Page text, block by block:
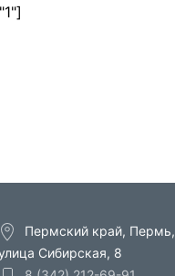
Пермский край, Пермь,
Сибирская, 8